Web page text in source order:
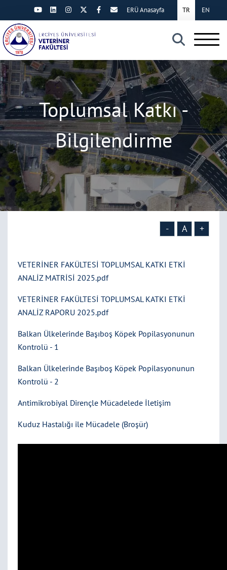
×
TR EN
ERÜ Anasayfa
Toplumsal Katkı -
Bilgilendirme
- A +
VETERİNER FAKÜLTESİ TOPLUMSAL KATKI ETKİ
ANALİZ MATRİSİ 2025.pdf
VETERİNER FAKÜLTESİ TOPLUMSAL KATKI ETKİ
ANALİZ RAPORU 2025.pdf
Balkan Ülkelerinde Başıboş Köpek Popilasyonunun
Kontrolü - 1
Balkan Ülkelerinde Başıboş Köpek Popilasyonunun
Kontrolü - 2
Antimikrobiyal Dirençle Mücadelede İletişim
Kuduz Hastalığı ile Mücadele (Broşür)